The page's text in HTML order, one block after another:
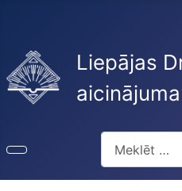
Liepājas